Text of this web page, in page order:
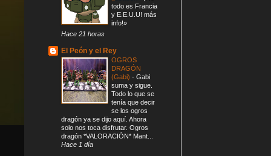
todo es Francia
y E.E.U.U! más
info!»
Hace 21 horas
El Peón y el Rey
OGROS
DRAGÓN
(Gabi) - Gabi
suma y sigue.
Todo lo que se
tenía que decir
se los ogros
dragón ya se dijo aquí. Ahora
solo nos toca disfrutar. Ogros
dragón *VALORACIÓN* Mant...
Hace 1 día